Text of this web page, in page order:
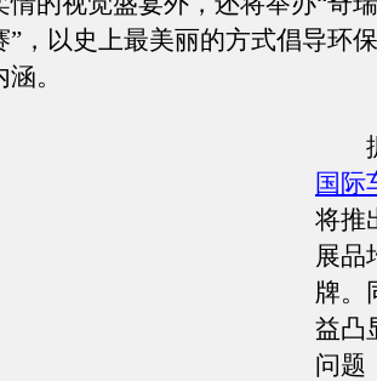
”，以史上最美丽的方式倡导环
。
据
国际
将推
展品
牌。
益凸
问题